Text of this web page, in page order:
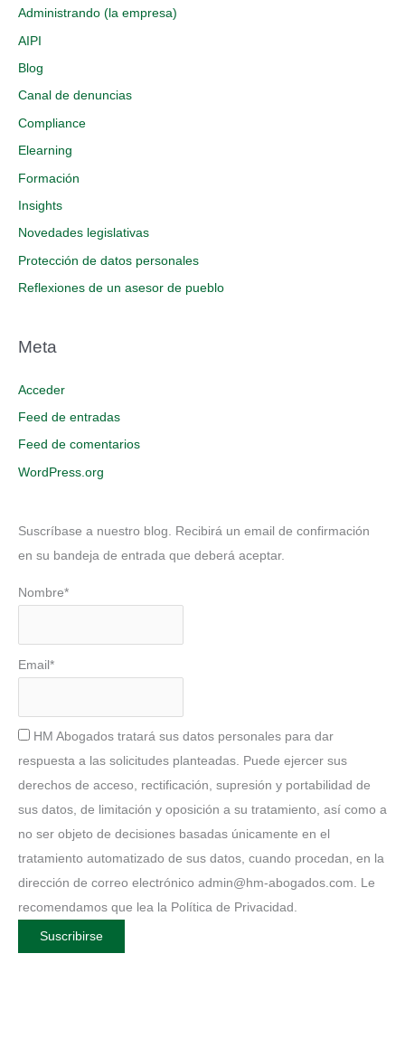
Administrando (la empresa)
AIPI
Blog
Canal de denuncias
Compliance
Elearning
Formación
Insights
Novedades legislativas
Protección de datos personales
Reflexiones de un asesor de pueblo
Meta
Acceder
Feed de entradas
Feed de comentarios
WordPress.org
Suscríbase a nuestro blog. Recibirá un email de confirmación
en su bandeja de entrada que deberá aceptar.
Nombre*
Email*
HM Abogados tratará sus datos personales para dar
respuesta a las solicitudes planteadas. Puede ejercer sus
derechos de acceso, rectificación, supresión y portabilidad de
sus datos, de limitación y oposición a su tratamiento, así como a
no ser objeto de decisiones basadas únicamente en el
tratamiento automatizado de sus datos, cuando procedan, en la
dirección de correo electrónico admin@hm-abogados.com. Le
recomendamos que lea la Política de Privacidad.